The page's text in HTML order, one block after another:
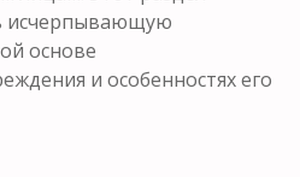
исчерпывающую
основе
и особенностях его